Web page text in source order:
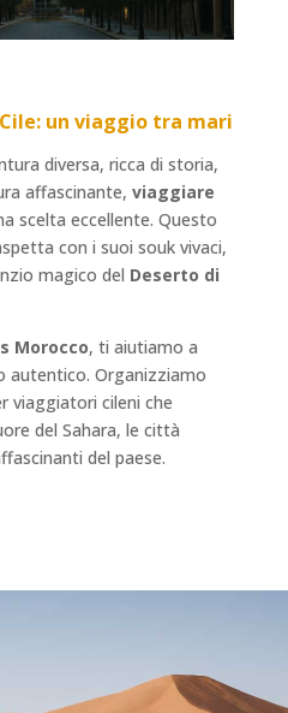
: un viaggio tra mari
diversa, ricca di storia,
affascinante, viaggiare
scelta eccellente. Questo
con i suoi souk vivaci,
magico del Deserto di
Morocco, ti aiutiamo a
autentico. Organizziamo
viaggiatori cileni che
del Sahara, le città
del paese.